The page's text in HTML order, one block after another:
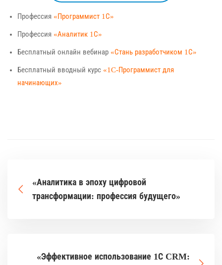
Профессия «Программист 1С»
Профессия «Аналитик 1С»
Бесплатный онлайн вебинар «Стань разработчиком 1С»
Бесплатный вводный курс «1C-Программист для
начинающих»
«Аналитика в эпоху цифровой
трансформации: профессия будущего»
«Эффективное использование 1С CRM: